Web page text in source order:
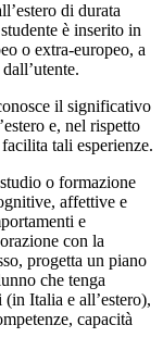
di durata
è inserito in
o extra-europeo, a
il significativo
e, nel rispetto
tali esperienze.
o formazione
affettive e
e
con la
progetta un piano
che tenga
Italia e all’estero),
capacità